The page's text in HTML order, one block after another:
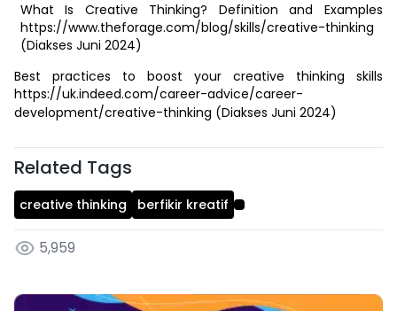
What Is Creative Thinking? Definition and Examples
https://www.theforage.com/blog/skills/creative-thinking
(Diakses Juni 2024)
Best practices to boost your creative thinking skills
https://uk.indeed.com/career-advice/career-
development/creative-thinking (Diakses Juni 2024)
Related Tags
creative thinking berfikir kreatif
5,959